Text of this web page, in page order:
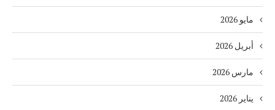
مايو 2026
أبريل 2026
مارس 2026
يناير 2026